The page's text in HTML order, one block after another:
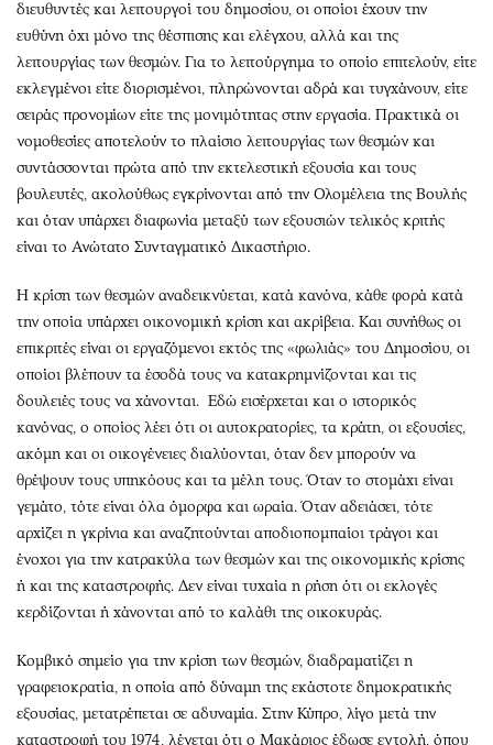
Εικαστικά
Χειρόγραφα
Προσφορές
Προσωπικότητες στην ''Κ''
Επιστολές
διευθυντές και λειτουργοί του δημοσίου, οι οποίοι έχουν την
ευθύνη όχι μόνο της θέσπισης και ελέγχου, αλλά και της
λειτουργίας των θεσμών. Για το λειτούργημα το οποίο επιτελούν, είτε
εκλεγμένοι είτε διορισμένοι, πληρώνονται αδρά και τυγχάνουν, είτε
σειράς προνομίων είτε της μονιμότητας στην εργασία. Πρακτικά οι
νομοθεσίες αποτελούν το πλαίσιο λειτουργίας των θεσμών και
συντάσσονται πρώτα από την εκτελεστική εξουσία και τους
βουλευτές, ακολούθως εγκρίνονται από την Ολομέλεια της Βουλής
και όταν υπάρχει διαφωνία μεταξύ των εξουσιών τελικός κριτής
είναι το Ανώτατο Συνταγματικό Δικαστήριο.
Η κρίση των θεσμών αναδεικνύεται, κατά κανόνα, κάθε φορά κατά
την οποία υπάρχει οικονομική κρίση και ακρίβεια. Και συνήθως οι
επικριτές είναι οι εργαζόμενοι εκτός της «φωλιάς» του Δημοσίου, οι
οποίοι βλέπουν τα έσοδά τους να κατακρημνίζονται και τις
δουλειές τους να χάνονται. Εδώ εισέρχεται και ο ιστορικός
κανόνας, ο οποίος λέει ότι οι αυτοκρατορίες, τα κράτη, οι εξουσίες,
ακόμη και οι οικογένειες διαλύονται, όταν δεν μπορούν να
θρέψουν τους υπηκόους και τα μέλη τους. Όταν το στομάχι είναι
γεμάτο, τότε είναι όλα όμορφα και ωραία. Όταν αδειάσει, τότε
αρχίζει η γκρίνια και αναζητούνται αποδιοπομπαίοι τράγοι και
ένοχοι για την κατρακύλα των θεσμών και της οικονομικής κρίσης
ή και της καταστροφής. Δεν είναι τυχαία η ρήση ότι οι εκλογές
κερδίζονται ή χάνονται από το καλάθι της οικοκυράς.
Κομβικό σημείο για την κρίση των θεσμών, διαδραματίζει η
γραφειοκρατία, η οποία από δύναμη της εκάστοτε δημοκρατικής
εξουσίας, μετατρέπεται σε αδυναμία. Στην Κύπρο, λίγο μετά την
καταστροφή του 1974, λέγεται ότι ο Μακάριος έδωσε εντολή, όπου